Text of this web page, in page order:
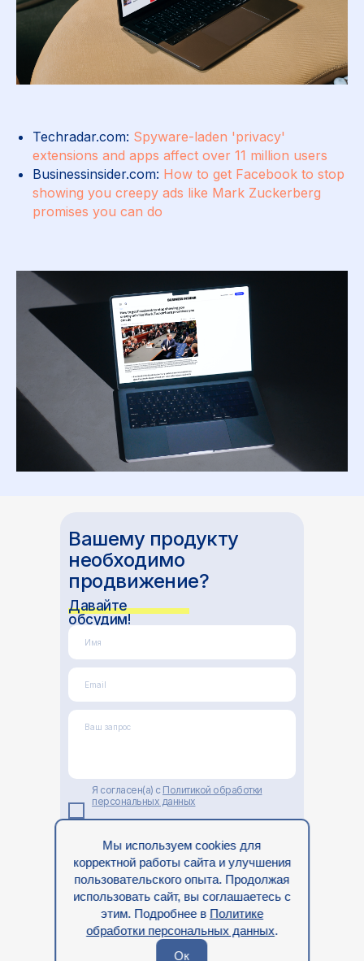
Techradar.com: Spyware-laden 'privacy'
extensions and apps affect over 11 million users
Businessinsider.com: How to get Facebook to stop
showing you creepy ads like Mark Zuckerberg
promises you can do
Вашему продукту
необходимо
продвижение?
Давайте
обсудим!
или свяжитесь с нами в телеграмм
Имя
Email
Ваш запрос
Я согласен(а) с Политикой обработки
персональных данных
13.01.2025
Мы используем cookies для
корректной работы сайта и улучшения
пользовательского опыта. Продолжая
использовать сайт, вы соглашаетесь с
этим. Подробнее в Политике
обработки персональных данных.
Ок